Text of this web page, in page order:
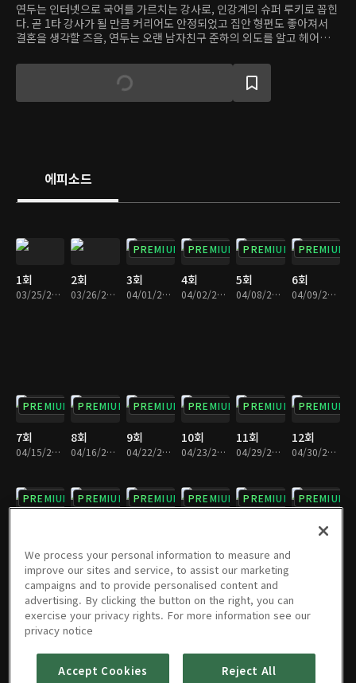
연두는 인터넷으로 국어를 가르치는 강사로, 인강계의 슈퍼 루키로 꼽힌
다. 곧 1타 강사가 될 만큼 커리어도 안정되었고 집안 형편도 좋아져서
결혼을 생각할 즈음, 연두는 오랜 남자친구 준하의 외도를 알고 헤어진
결심한다. 그때 그의 삶에 들어온 남자 공태경. 재벌 2세이자 유능한 산
부인과 전문의인 그는 가족과 사랑에 대한 실망으로 비혼을 결심했다. 그
렇게 아빠 없이 아이를 낳고 싶은 여자와 비혼주의자 남자의 계약 연예가
에피소드
1회
03/25/2023 • 1시간 8분
2회
03/26/2023 • 1시간 11분
PREMIUM
3회
04/01/2023 • 1시간 8분
PREMIUM
4회
04/02/2023 • 1시간 11분
PREMIUM
5회
04/08/2023 • 1시간 4분
PREMIUM
6회
04/09/2023 • 1시간 5분
PREMIUM
7회
04/15/2023 • 1시간 8분
PREMIUM
8회
04/16/2023 • 1시간 7분
PREMIUM
9회
04/22/2023 • 1시간 7분
PREMIUM
10회
04/23/2023 • 1시간 7분
PREMIUM
11회
04/29/2023 • 1시간 6분
PREMIUM
12회
04/30/2023 • 1시간 5분
PREMIUM PREMIUM PREMIUM PREMIUM PREMIUM PREMIUM
PREMIUM
19회
05/27/2023 • 1시간 9분
PREMIUM
20회
PREMIUM
21회
PREMIUM
22회
PREMIUM
23회 24회
We process your personal information to measure and
improve our sites and service, to assist our marketing
campaigns and to provide personalised content and
advertising. By clicking the button on the right, you can
exercise your privacy rights. For more information see our
privacy notice
Accept Cookies Reject All